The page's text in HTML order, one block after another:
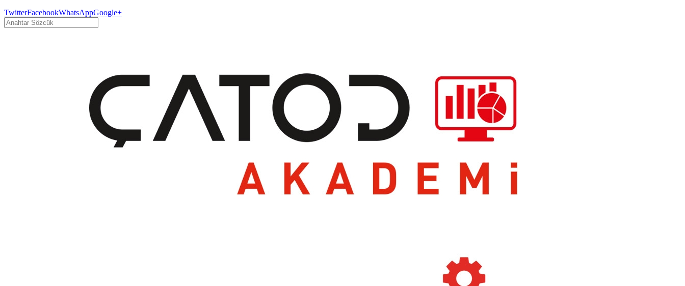
TwitterFacebookWhatsAppGoogle+